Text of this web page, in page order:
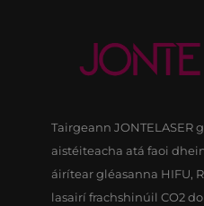
Tairgeann JONTELASER
aistéiteacha atá faoi
áirítear gléasanna HIFU,
lasairí frachshinúil CO2